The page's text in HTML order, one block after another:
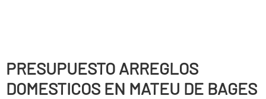
PRESUPUESTO ARREGLOS
DOMESTICOS EN MATEU DE BAGES